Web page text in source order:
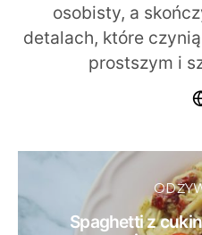
osobisty, a
detalach, które
prostszym i
Spaghetti z